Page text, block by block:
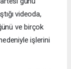
videoda,
ve birçok
işlerini